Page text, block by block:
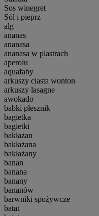
Sos winegret
Sól i pieprz
alg
ananas
ananasa
ananasa w plastrach
aperolu
aquafaby
arkuszy ciasta wonton
arkuszy lasagne
awokado
babki płesznik
bagietka
bagietki
bakłażan
bakłażana
bakłażany
banan
banana
banany
bananów
barwniki spożywcze
batat